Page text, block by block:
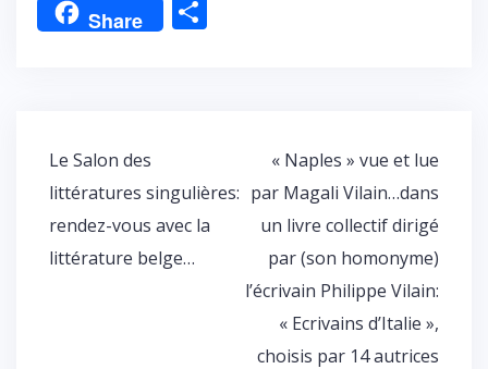
Share
Navigation
de
l’article
Le Salon des
littératures singulières:
rendez-vous avec la
littérature belge…
« Naples » vue et lue
par Magali Vilain…dans
un livre collectif dirigé
par (son homonyme)
l’écrivain Philippe Vilain:
« Ecrivains d’Italie »,
choisis par 14 autrices